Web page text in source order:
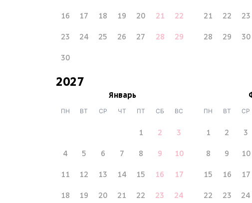
16 17 18 19 20 21 22
23 24 25 26 27 28 29
30
21 22 23
28 29 30
2027
Январь
ПН ВТ СР ЧТ ПТ СБ ВС
1 2 3
4 5 6 7 8 9 10
11 12 13 14 15 16 17
18 19 20 21 22 23 24
ПН ВТ СР
1 2 3
8 9 10
15 16 17
22 23 24